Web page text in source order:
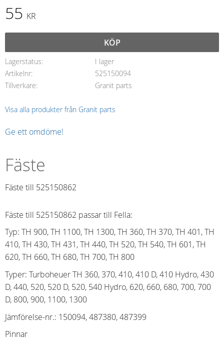
55 KR
KÖP
Lagerstatus
I lager
Artikelnr
525150094
Tillverkare
Granit parts
Visa alla produkter från Granit parts
Ge ett omdöme!
Fäste
Fäste till 525150862
Fäste till 525150862 passar till Fella:
Typ: TH 900, TH 1100, TH 1300, TH 360, TH 370, TH 401, TH
410, TH 430, TH 431, TH 440, TH 520, TH 540, TH 601, TH
620, TH 660, TH 680, TH 700, TH 800
Typer: Turboheuer TH 360, 370, 410, 410 D, 410 Hydro, 430
D, 440, 520, 520 D, 520, 540 Hydro, 620, 660, 680, 700, 700
D, 800, 900, 1100, 1300
Jämförelse-nr.: 150094, 487380, 487399
Pinnar